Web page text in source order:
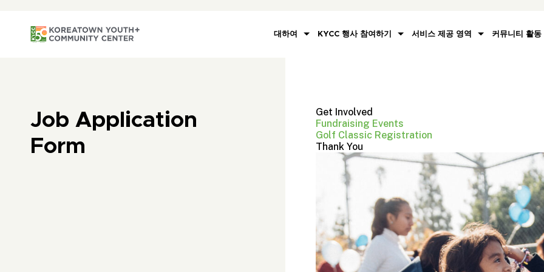
대하여 KYCC 행사 참여하기 서비스 제공 영역 커뮤니티 활동
Job Application
Form
Get Involved
Fundraising Events
Golf Classic Registration
Thank You